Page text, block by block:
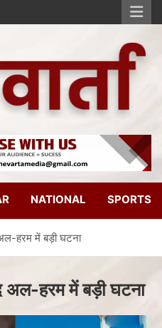
NATIONAL SPORTS
हरम में बड़ी घटना
अल-हरम में बड़ी घटना